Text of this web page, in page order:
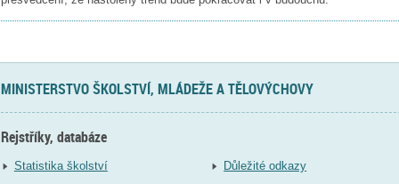
MINISTERSTVO ŠKOLSTVÍ, MLÁDEŽE A TĚLOVÝCHOVY
Rejstříky, databáze
Statistika školství
Důležité odkazy